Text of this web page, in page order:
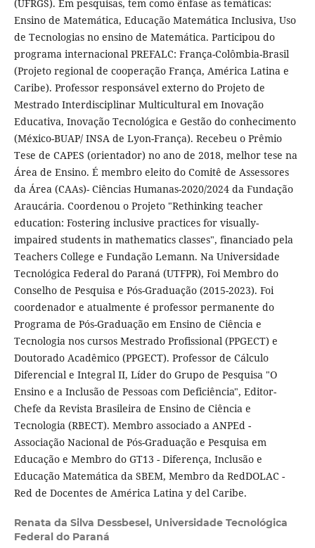
(UFRGS). Em pesquisas, tem como ênfase as temáticas:
Ensino de Matemática, Educação Matemática Inclusiva, Uso
de Tecnologias no ensino de Matemática. Participou do
programa internacional PREFALC: França-Colômbia-Brasil
(Projeto regional de cooperação França, América Latina e
Caribe). Professor responsável externo do Projeto de
Mestrado Interdisciplinar Multicultural em Inovação
Educativa, Inovação Tecnológica e Gestão do conhecimento
(México-BUAP/ INSA de Lyon-França). Recebeu o Prêmio
Tese de CAPES (orientador) no ano de 2018, melhor tese na
Área de Ensino. É membro eleito do Comitê de Assessores
da Área (CAAs)- Ciências Humanas-2020/2024 da Fundação
Araucária. Coordenou o Projeto "Rethinking teacher
education: Fostering inclusive practices for visually-
impaired students in mathematics classes", financiado pela
Teachers College e Fundação Lemann. Na Universidade
Tecnológica Federal do Paraná (UTFPR), Foi Membro do
Conselho de Pesquisa e Pós-Graduação (2015-2023). Foi
coordenador e atualmente é professor permanente do
Programa de Pós-Graduação em Ensino de Ciência e
Tecnologia nos cursos Mestrado Profissional (PPGECT) e
Doutorado Acadêmico (PPGECT). Professor de Cálculo
Diferencial e Integral II, Líder do Grupo de Pesquisa "O
Ensino e a Inclusão de Pessoas com Deficiência", Editor-
Chefe da Revista Brasileira de Ensino de Ciência e
Tecnologia (RBECT). Membro associado a ANPEd -
Associação Nacional de Pós-Graduação e Pesquisa em
Educação e Membro do GT13 - Diferença, Inclusão e
Educação Matemática da SBEM, Membro da RedDOLAC -
Red de Docentes de América Latina y del Caribe.
Renata da Silva Dessbesel, Universidade Tecnológica
Federal do Paraná